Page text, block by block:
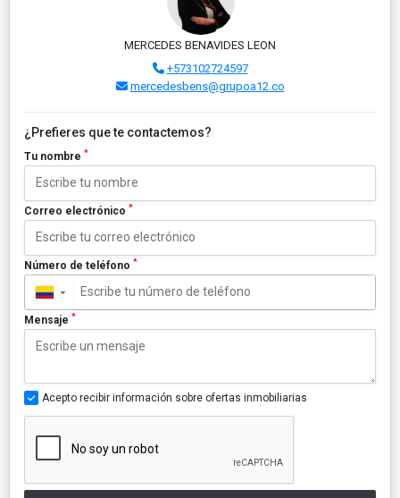
MERCEDES BENAVIDES LEON
+573102724597
mercedesbens@grupoa12.co
¿Prefieres que te contactemos?
Tu nombre *
Correo electrónico *
Número de teléfono *
▼
Mensaje *
Acepto recibir información sobre ofertas inmobiliarias